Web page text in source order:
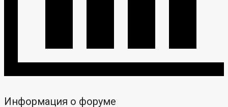
Информация о форуме